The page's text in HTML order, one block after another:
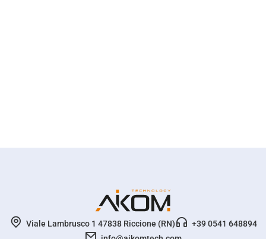
Viale Lambrusco 1 47838 Riccione (RN)
+39 0541 648894